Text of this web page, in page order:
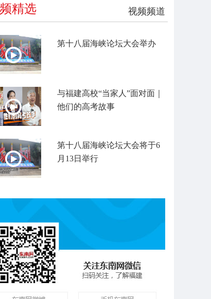
视频频道
精选
第十八届海峡论坛大会举办
与福建高校“当家人”面对面｜
他们的高考故事
第十八届海峡论坛大会将于6
月13日举行